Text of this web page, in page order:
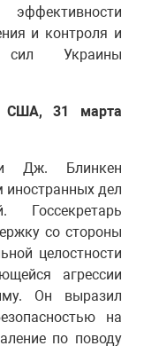
и контроля и
сил Украины
США, 31 марта
Дж. Блинкен
иностранных дел
со стороны
целостности
агрессии
Он выразил
на
по поводу